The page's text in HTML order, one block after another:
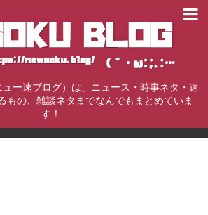
ー速ブログ）は、ニュース・時事ネタ・速
もの、雑談ネタまでなんでもまとめていま
す！